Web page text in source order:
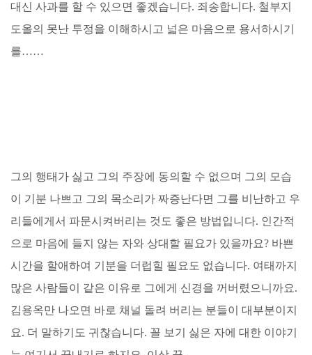
대신 사과를 할 수 있으면 좋겠습니다. 죄송합니다. 철부지
도올의 못난 투정을 이해하시고 넓은 마음으로 용서하시기
를……
그의 행태가 싫고 그의 주장에 동의할 수 없으며 그의 모습
이 기분 나쁘고 그의 목소리가 짜증난다면 그를 비난하고 우
리들에게서 파문시켜버리는 것도 좋은 방법입니다. 인간적
으로 마음에 들지 않는 자와 상대할 필요가 있을까요? 바쁜
시간을 할애하여 기분을 더럽힐 필요도 없습니다. 여태까지
많은 사람들이 같은 이유로 그에게 신경을 꺼버렸으니까요.
김용옥만 나오면 바로 채널 돌려 버리는 분들이 대부분이지
요. 더 말하기도 귀찮습니다. 꼴 보기 싫은 자에 대한 이야기